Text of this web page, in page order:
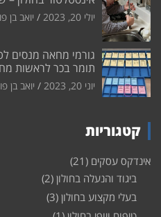
יולי 20, 2023 יואב בן
גורמי מחאה מנסים
תומר בכר לראשות
יוני 20, 2023 יואב בן
קטגוריות
אינדקס עסקים (21)
ביגוד והנעלה בחולון (2)
בעלי מקצוע בחולון (3)